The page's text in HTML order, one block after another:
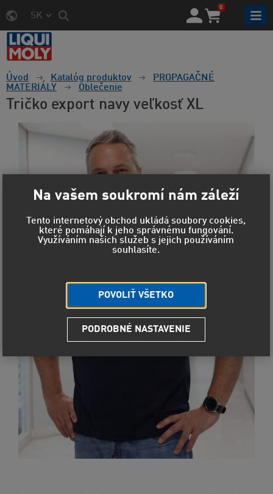
SK
0
Úvod Katalóg produktov
PROPAGAČNÉ
MATERIÁLY
Oblečenie
Tričko export navy veľkosť XL
Na vašem soukromí nám záleží
Tento internetový obchod ukládá soubory cookies,
které pomáhají k jeho správnému fungování.
Využíváním našich služeb s jejich používáním
souhlasíte.
POVOLIŤ VŠETKO
PODROBNÉ NASTAVENIE